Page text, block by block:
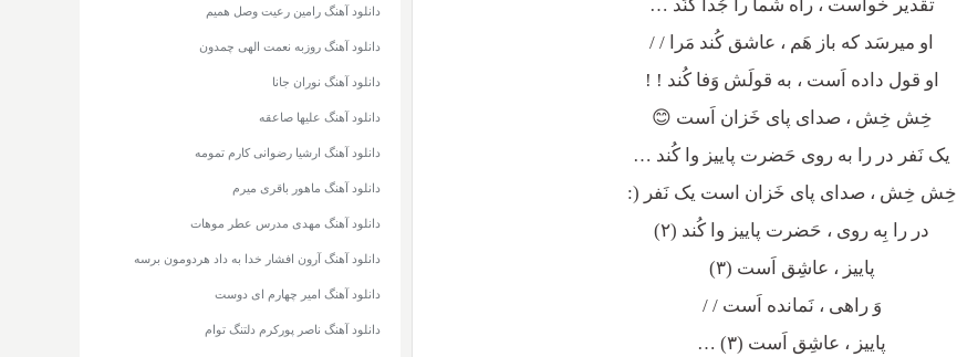
تقدیر خواست ، راه شُما را جُدا کُنَد …
او میرسَد که باز هَم ، عاشق کُند مَرا / /
او قول داده اَست ، به قولَش وَفا کُند ! !
خِش خِش ، صدای پای خَزان اَست 😊
یک نَفر در را به روی حَضرت پاییز وا کُند …
خِش خِش ، صدای پای خَزان است یک نَفر (:
در را بِه روی ، حَضرت پاییز وا کُند (۲)
پاییز ، عاشِق اَست (۳)
وَ راهی ، نَمانده اَست / /
پاییز ، عاشِق اَست (۳) …
دانلود آهنگ رامین رعیت وصل همیم
دانلود آهنگ روزبه نعمت الهی چمدون
دانلود آهنگ نوران جانا
دانلود آهنگ علیها صاعقه
دانلود آهنگ ارشیا رضوانی کارم تمومه
دانلود آهنگ ماهور باقری میرم
دانلود آهنگ مهدی مدرس عطر موهات
دانلود آهنگ آرون افشار خدا به داد هردومون برسه
دانلود آهنگ امیر چهارم ای دوست
دانلود آهنگ ناصر پورکرم دلتنگ توام